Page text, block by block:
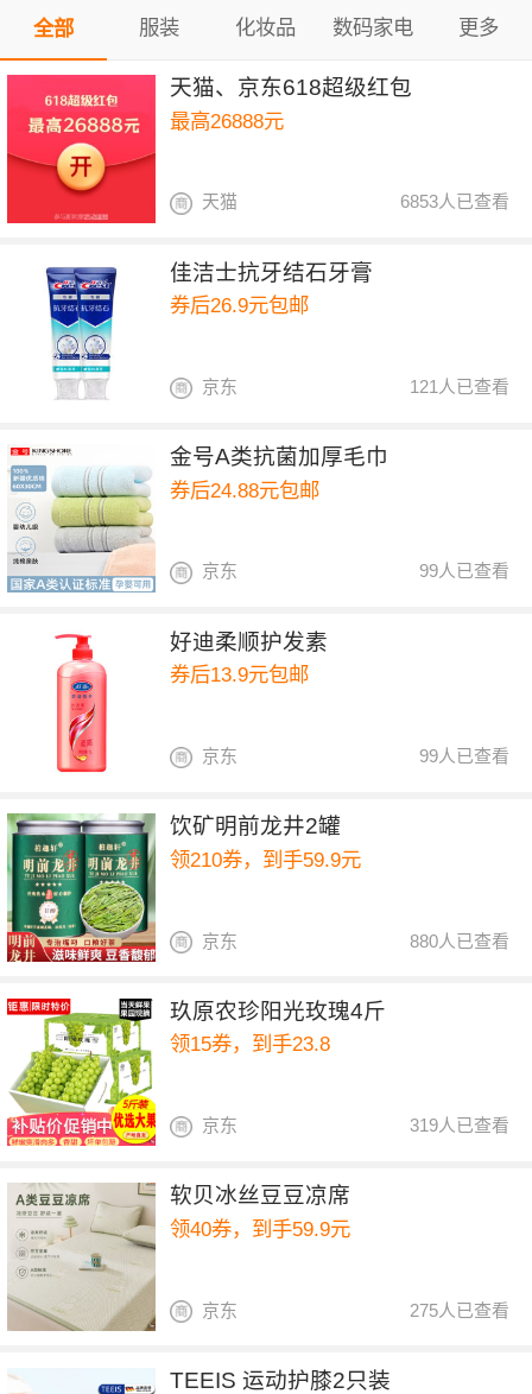
全部 服装 化妆品 数码家电 更多
天猫、京东618超级红包
最高26888元
6853人已查看
天猫
佳洁士抗牙结石牙膏
券后26.9元包邮
121人已查看
京东
金号A类抗菌加厚毛巾
券后24.88元包邮
99人已查看
京东
好迪柔顺护发素
券后13.9元包邮
99人已查看
京东
饮矿明前龙井2罐
领210券，到手59.9元
880人已查看
京东
玖原农珍阳光玫瑰4斤
领15券，到手23.8
319人已查看
京东
软贝冰丝豆豆凉席
领40券，到手59.9元
275人已查看
京东
TEEIS 运动护膝2只装